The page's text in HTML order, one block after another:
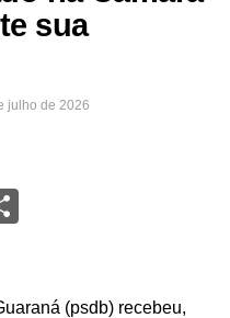
sua
julho de 2026
Share
(psdb) recebeu,